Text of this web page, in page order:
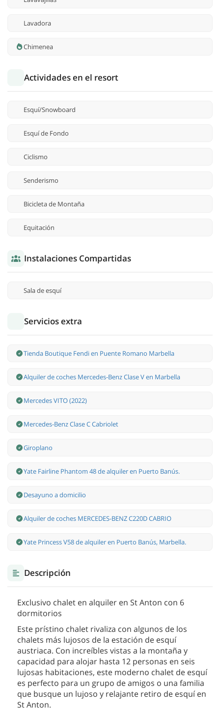
Lavadora
Chimenea
Actividades en el resort
Esquí/Snowboard
Esquí de Fondo
Ciclismo
Senderismo
Bicicleta de Montaña
Equitación
Instalaciones Compartidas
Sala de esquí
Servicios extra
Tienda Boutique Fendi en Puente Romano Marbella
Alquiler de coches Mercedes-Benz Clase V en Marbella
Mercedes VITO (2022)
Mercedes-Benz Clase С Cabriolet
Giroplano
Yate Fairline Phantom 48 de alquiler en Puerto Banús.
Desayuno a domicilio
Alquiler de coches MERCEDES-BENZ C220D CABRIO
Yate Princess V58 de alquiler en Puerto Banús, Marbella.
Descripción
Exclusivo chalet en alquiler en St Anton con 6
dormitorios
Este prístino chalet rivaliza con algunos de los
chalets más lujosos de la estación de esquí
austriaca. Con increíbles vistas a la montaña y
capacidad para alojar hasta 12 personas en seis
lujosas habitaciones, este moderno chalet de esquí
es perfecto para un grupo de amigos o una familia
que busque un lujoso y relajante retiro de esquí en
St Anton.